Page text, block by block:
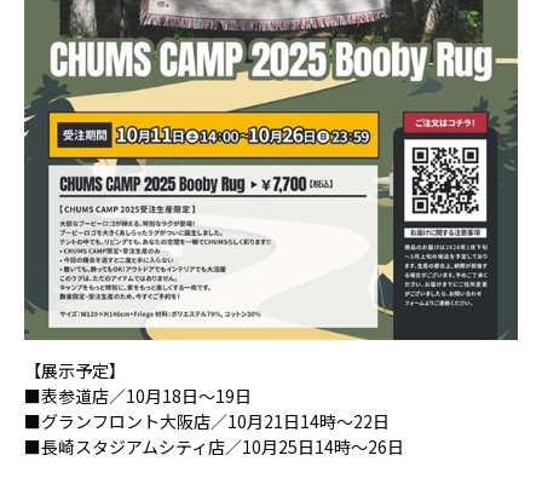
【展示予定】
■表参道店／10月18日～19日
■グランフロント大阪店／10月21日14時～22日
■長崎スタジアムシティ店／10月25日14時～26日